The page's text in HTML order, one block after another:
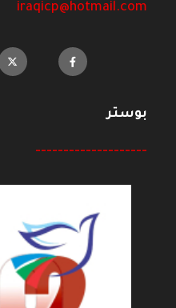
iraqicp@hotmail.com
بوستر
--------------------